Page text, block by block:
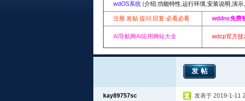
wdOS系统 (介绍,功能特性,运行环境,安装说明 ,演示,
注册 发贴 提问 回复-必看必看 wddns免费
AI导航网AI应用网站大全 wdcp官方技
发帖
kay89757sc 发表于 2019-1-11